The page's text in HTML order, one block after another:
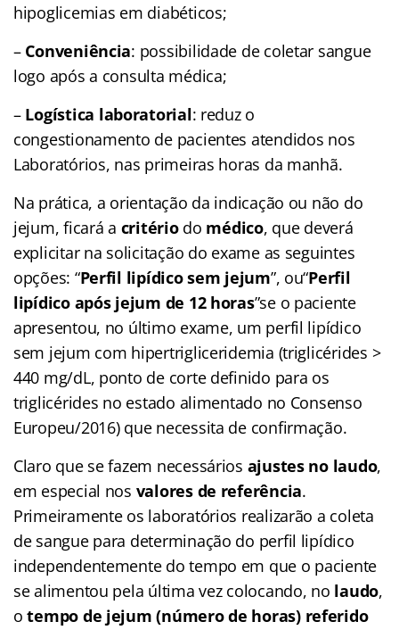
hipoglicemias em diabéticos;
– Conveniência: possibilidade de coletar sangue
logo após a consulta médica;
– Logística laboratorial: reduz o
congestionamento de pacientes atendidos nos
Laboratórios, nas primeiras horas da manhã.
Na prática, a orientação da indicação ou não do
jejum, ficará a critério do médico, que deverá
explicitar na solicitação do exame as seguintes
opções: “Perfil lipídico sem jejum”, ou“Perfil
lipídico após jejum de 12 horas”se o paciente
apresentou, no último exame, um perfil lipídico
sem jejum com hipertrigliceridemia (triglicérides >
440 mg/dL, ponto de corte definido para os
triglicérides no estado alimentado no Consenso
Europeu/2016) que necessita de confirmação.
Claro que se fazem necessários ajustes no laudo,
em especial nos valores de referência.
Primeiramente os laboratórios realizarão a coleta
de sangue para determinação do perfil lipídico
independentemente do tempo em que o paciente
se alimentou pela última vez colocando, no laudo,
otempo de jejum (número de horas) referido